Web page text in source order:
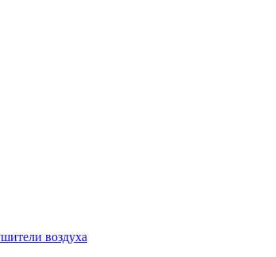
воздуха